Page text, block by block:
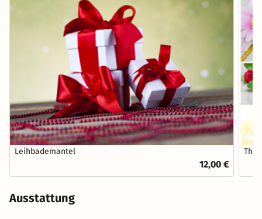
Leihbademantel
12,00 €
Ausstattung